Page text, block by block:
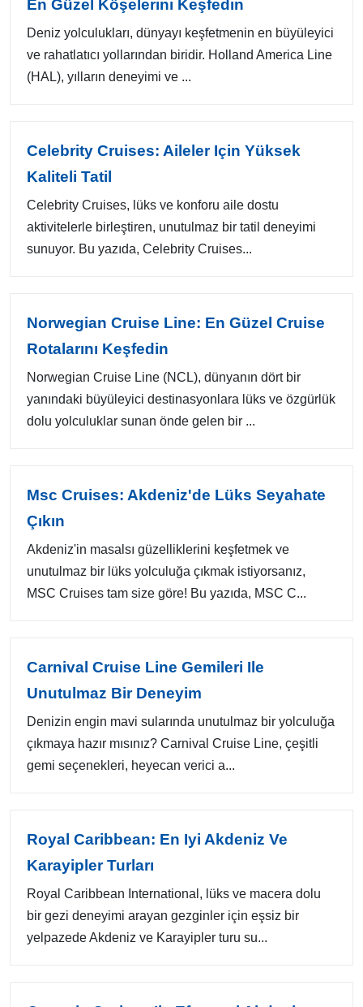
En Güzel Köşelerini Keşfedin
Deniz yolculukları, dünyayı keşfetmenin en büyüleyici
ve rahatlatıcı yollarından biridir. Holland America Line
(HAL), yılların deneyimi ve ...
Celebrity Cruises: Aileler Için Yüksek
Kaliteli Tatil
Celebrity Cruises, lüks ve konforu aile dostu
aktivitelerle birleştiren, unutulmaz bir tatil deneyimi
sunuyor. Bu yazıda, Celebrity Cruises...
Norwegian Cruise Line: En Güzel Cruise
Rotalarını Keşfedin
Norwegian Cruise Line (NCL), dünyanın dört bir
yanındaki büyüleyici destinasyonlara lüks ve özgürlük
dolu yolculuklar sunan önde gelen bir ...
Msc Cruises: Akdeniz'de Lüks Seyahate
Çıkın
Akdeniz'in masalsı güzelliklerini keşfetmek ve
unutulmaz bir lüks yolculuğa çıkmak istiyorsanız,
MSC Cruises tam size göre! Bu yazıda, MSC C...
Carnival Cruise Line Gemileri Ile
Unutulmaz Bir Deneyim
Denizin engin mavi sularında unutulmaz bir yolculuğa
çıkmaya hazır mısınız? Carnival Cruise Line, çeşitli
gemi seçenekleri, heyecan verici a...
Royal Caribbean: En Iyi Akdeniz Ve
Karayipler Turları
Royal Caribbean International, lüks ve macera dolu
bir gezi deneyimi arayan gezginler için eşsiz bir
yelpazede Akdeniz ve Karayipler turu su...